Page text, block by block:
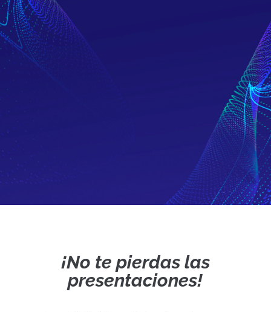
¡No te pierdas las
presentaciones!